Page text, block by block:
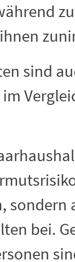
sind
sondern
bei.